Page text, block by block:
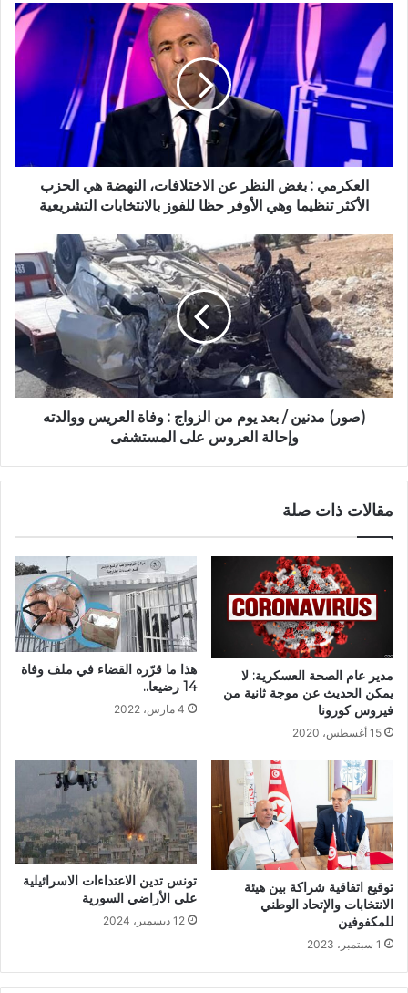
العكرمي : بغض النظر عن الاختلافات، النهضة هي الحزب
الأكثر تنظيما وهي الأوفر حظا للفوز بالانتخابات التشريعية
(صور) مدنين / بعد يوم من الزواج : وفاة العريس ووالدته
وإحالة العروس على المستشفى
مقالات ذات صلة
مدير عام الصحة العسكرية: لا
يمكن الحديث عن موجة ثانية من
فيروس كورونا
15 أغسطس، 2020
هذا ما قرّره القضاء في ملف وفاة
14 رضيعا..
4 مارس، 2022
توقيع اتفاقية شراكة بين هيئة
الانتخابات والإتحاد الوطني
للمكفوفين
1 سبتمبر، 2023
تونس تدين الاعتداءات الاسرائيلية
على الأراضي السورية
12 ديسمبر، 2024